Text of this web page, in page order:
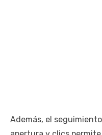
Además, el